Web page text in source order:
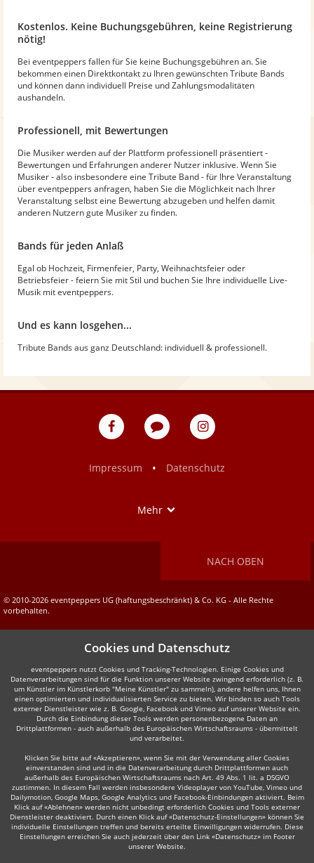
Kostenlos. Keine Buchungsgebühren, keine Registrierung
nötig!
Bei eventpeppers fallen für Sie keine Buchungsgebühren an. Sie
bekommen einen Direktkontakt zu Ihren gewünschten Tribute Bands
und können dann individuell Preise und Zahlungsmodalitäten
aushandeln.
Professionell, mit Bewertungen
Die Musiker werden auf der Plattform professionell präsentiert -
Bewertungen und Erfahrungen anderer Nutzer inklusive. Wenn Sie
Musiker - also insbesondere eine Tribute Band - für Ihre Veranstaltung
über eventpeppers anfragen, haben Sie die Möglichkeit nach Ihrer
Veranstaltung selbst eine Bewertung abzugeben und helfen damit
anderen Nutzern gute Musiker zu finden.
Bands für jeden Anlaß
Egal ob Hochzeit, Firmenfeier, Party, Weihnachtsfeier oder
Betriebsfeier - feiern Sie mit Stil und buchen Sie Ihre individuelle Live-
Musik mit eventpeppers.
Und es kann losgehen...
Tribute Bands aus ganz Deutschland: individuell & professionell.
eventpeppers
Blog
eventpeppers
Impressum
• Datenschutz
Mehr
NACH OBEN
© 2010-2026 eventpeppers UG (haftungsbeschränkt) & Co. KG - Alle Rechte
vorbehalten.
Cookies und Datenschutz
eventpeppers nutzt Cookies und Tracking-Technologien. Einige Cookies und
Datenverarbeitungen sind für die Funktion unserer Website zwingend erforderlich (z. B.
um Künstler im Künstlerkorb "Meine Künstler" zu sammeln), andere helfen uns, Ihnen
einen optimierten und individualisierten Service zu bieten. Wir binden so auch Tools
externer Dienstleister wie z. B. Google, Facebook und Vimeo auf unserer Website ein.
Durch die Einbindung dieser Tools werden personenbezogene Daten an
Drittplattformen - auch außerhalb des Europäischen Wirtschaftsraums - übermittelt
und verarbeitet.
Klicken Sie bitte auf «Akzeptieren», wenn Sie mit der Verwendung aller Cookies
einverstanden sind und in die Datenverarbeitung durch Drittplattformen auch
außerhalb des Europäischen Wirtschaftsraums nach Art. 49 Abs. 1 lit. a DSGVO
zustimmen. In diesem Fall werden insbesondere Videoplayer von YouTube, Vimeo und
Dailymotion, Google Maps, Google Analytics und Facebook-Einbindungen aktiviert. Beim
Klick auf «Ablehnen» werden nicht unbedingt erforderlich Cookies und Tools externer
Dienstleister deaktiviert. Durch einen Klick auf «Datenschutz-Einstellungen» können Sie
individuelle Einstellungen treffen und bereits erteilte Einwilligungen widerrufen. Diese
Einstellungen erreichen Sie auch jederzeit über den Link «Datenschutz» im Footer
unserer Website.